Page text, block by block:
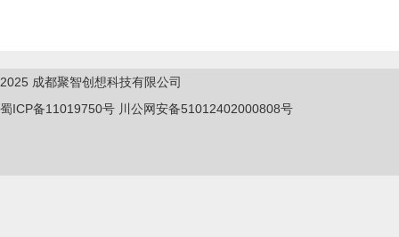
2025 成都聚智创想科技有限公司
蜀ICP备11019750号 川公网安备51012402000808号